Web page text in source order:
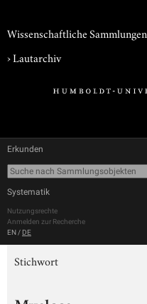
Wissenschaftliche Sammlungen
›Lautarchiv
Erkunden
Systematik
Nutzungsrechte
Anmelden zur Recherche
EN / DE
Stichwort